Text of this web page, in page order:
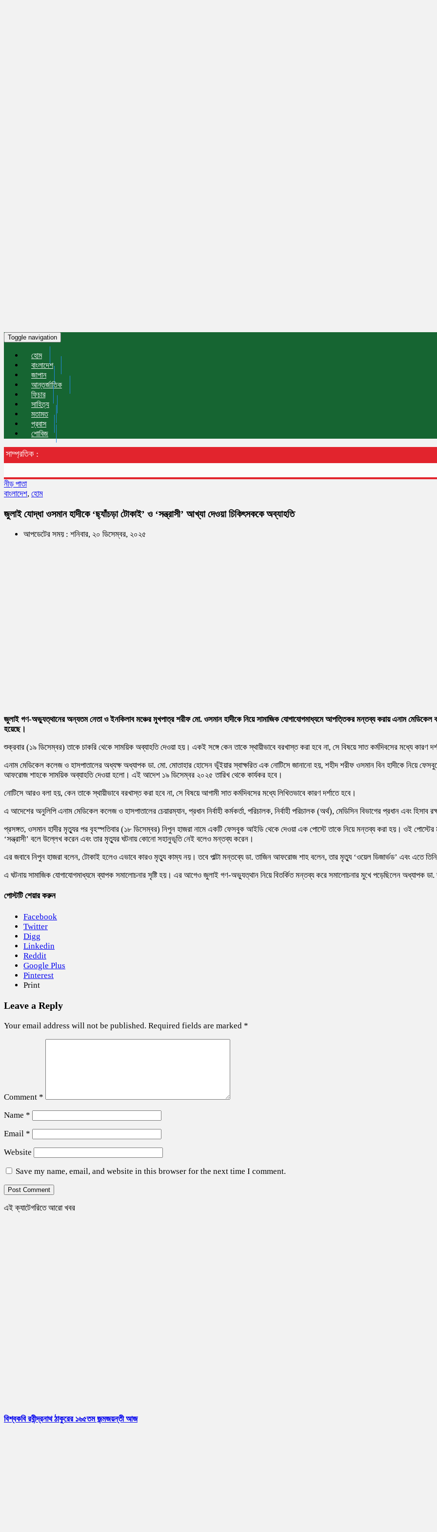
Toggle navigation
হোম
বাংলাদেশ
জাপান
আন্তর্জাতিক
ফিচার
সাহিত্য
মতামত
প্রবাস
শোবিজ
সাম্প্রতিক :
নীড় পাতা
বাংলাদেশ, হোম
জুলাই যোদ্ধা ওসমান হাদীকে ‘ছ্যাঁচড়া টোকাই’ ও ‘সন্ত্রাসী’ আখ্যা দেওয়া চিকিৎসককে অব্যাহতি
আপডেটের সময় : শনিবার, ২০ ডিসেম্বর, ২০২৫
জুলাই গণ-অভ্যুত্থানের অন্যতম নেতা ও ইনকিলাব মঞ্চের মুখপাত্র শরীফ মো. ওসমান হাদীকে নিয়ে সামাজিক যোগাযোগমাধ্যমে আপত্তিকর মন্তব্য করায় এনাম
হয়েছে।
শুক্রবার (১৯ ডিসেম্বর) তাকে চাকরি থেকে সাময়িক অব্যাহতি দেওয়া হয়। একই সঙ্গে কেন তাকে স্থায়ীভাবে বরখাস্ত করা হবে না, সে বিষয়ে সাত কর্মদিবসের মধ্যে কারণ
এনাম মেডিকেল কলেজ ও হাসপাতালের অধ্যক্ষ অধ্যাপক ডা. মো. মোতাহার হোসেন ভূঁইয়ার স্বাক্ষরিত এক নোটিসে জানানো হয়, শহীদ শরীফ ওসমান বিন হাদীকে নিয়ে
আফরোজ শাহকে সাময়িক অব্যাহতি দেওয়া হলো। এই আদেশ ১৯ ডিসেম্বর ২০২৫ তারিখ থেকে কার্যকর হবে।
নোটিসে আরও বলা হয়, কেন তাকে স্থায়ীভাবে বরখাস্ত করা হবে না, সে বিষয়ে আগামী সাত কর্মদিবসের মধ্যে লিখিতভাবে কারণ দর্শাতে হবে।
এ আদেশের অনুলিপি এনাম মেডিকেল কলেজ ও হাসপাতালের চেয়ারম্যান, প্রধান নির্বাহী কর্মকর্তা, পরিচালক, নির্বাহী পরিচালক (অর্থ), মেডিসিন বিভাগের প্রধান এবং হিসাব
প্রসঙ্গত, ওসমান হাদীর মৃত্যুর পর বৃহস্পতিবার (১৮ ডিসেম্বর) নিপুন হাজরা নামে একটি ফেসবুক আইডি থেকে দেওয়া এক পোস্টে তাকে নিয়ে মন্তব্য করা হয়। ওই
‘সন্ত্রাসী’ বলে উল্লেখ করেন এবং তার মৃত্যুর ঘটনায় কোনো সহানুভূতি নেই বলেও মন্তব্য করেন।
এর জবাবে নিপুন হাজরা বলেন, টোকাই হলেও এভাবে কারও মৃত্যু কাম্য নয়। তবে পাল্টা মন্তব্যে ডা. তাজিন আফরোজ শাহ বলেন, তার মৃত্যু ‘ওয়েল ডিজার্ভড’ এবং এতে
এ ঘটনায় সামাজিক যোগাযোগমাধ্যমে ব্যাপক সমালোচনার সৃষ্টি হয়। এর আগেও জুলাই গণ-অভ্যুত্থান নিয়ে বিতর্কিত মন্তব্য করে সমালোচনার মুখে পড়েছিলেন অধ্যাপক
পোস্টটি শেয়ার করুন
Facebook
Twitter
Digg
Linkedin
Reddit
Google Plus
Pinterest
Print
Leave a Reply
Your email address will not be published. Required fields are marked *
Comment *
Name *
Email *
Website
Save my name, email, and website in this browser for the next time I comment.
এই ক্যাটেগরিতে আরো খবর
বিশ্বকবি রবীন্দ্রনাথ ঠাকুরের ১৬৫তম জন্মজয়ন্তী আজ